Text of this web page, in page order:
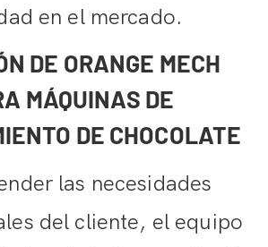
en el mercado.
DE ORANGE MECH
MÁQUINAS DE
DE CHOCOLATE
las necesidades
del cliente, el equipo